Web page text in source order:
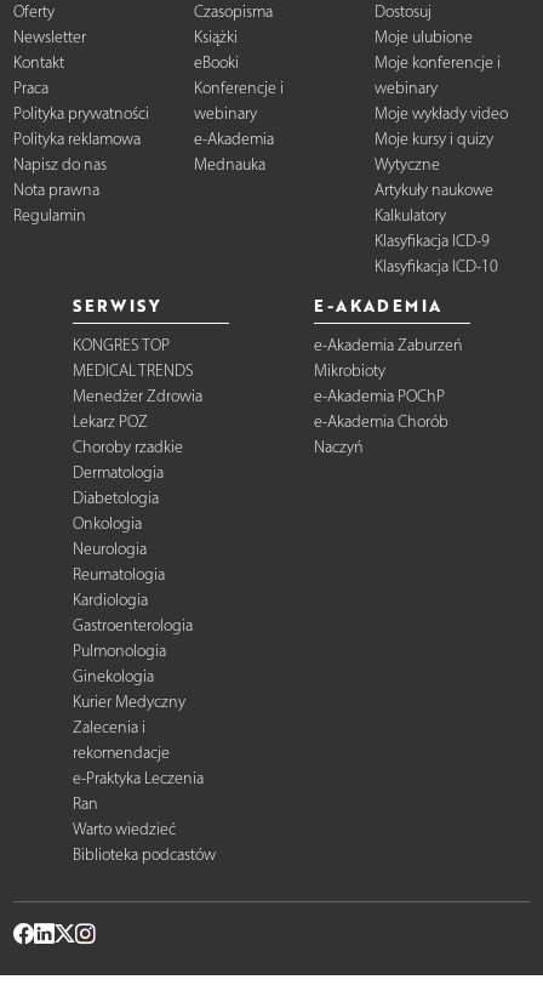
Oferty
Newsletter
Kontakt
Praca
Polityka prywatności
Polityka reklamowa
Napisz do nas
Nota prawna
Regulamin
Czasopisma
Książki
eBooki
Konferencje i
webinary
e-Akademia
Mednauka
Dostosuj
Moje ulubione
Moje konferencje i
webinary
Moje wykłady video
Moje kursy i quizy
Wytyczne
Artykuły naukowe
Kalkulatory
Klasyfikacja ICD-9
Klasyfikacja ICD-10
SERWISY
KONGRES TOP
MEDICAL TRENDS
Menedżer Zdrowia
Lekarz POZ
Choroby rzadkie
Dermatologia
Diabetologia
Onkologia
Neurologia
Reumatologia
Kardiologia
Gastroenterologia
Pulmonologia
Ginekologia
Kurier Medyczny
Zalecenia i
rekomendacje
e-Praktyka Leczenia
Ran
Warto wiedzieć
Biblioteka podcastów
E-AKADEMIA
e-Akademia Zaburzeń
Mikrobioty
e-Akademia POChP
e-Akademia Chorób
Naczyń